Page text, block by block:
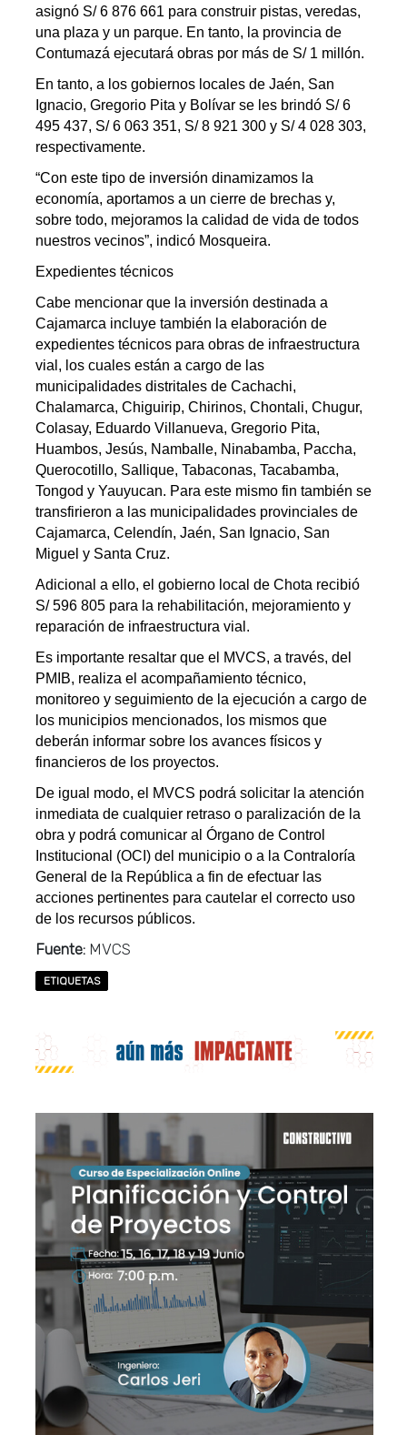
asignó S/ 6 876 661 para construir pistas, veredas,
una plaza y un parque. En tanto, la provincia de
Contumazá ejecutará obras por más de S/ 1 millón.
En tanto, a los gobiernos locales de Jaén, San
Ignacio, Gregorio Pita y Bolívar se les brindó S/ 6
495 437, S/ 6 063 351, S/ 8 921 300 y S/ 4 028 303,
respectivamente.
“Con este tipo de inversión dinamizamos la
economía, aportamos a un cierre de brechas y,
sobre todo, mejoramos la calidad de vida de todos
nuestros vecinos”, indicó Mosqueira.
Expedientes técnicos
Cabe mencionar que la inversión destinada a
Cajamarca incluye también la elaboración de
expedientes técnicos para obras de infraestructura
vial, los cuales están a cargo de las
municipalidades distritales de Cachachi,
Chalamarca, Chiguirip, Chirinos, Chontali, Chugur,
Colasay, Eduardo Villanueva, Gregorio Pita,
Huambos, Jesús, Namballe, Ninabamba, Paccha,
Querocotillo, Sallique, Tabaconas, Tacabamba,
Tongod y Yauyucan. Para este mismo fin también se
transfirieron a las municipalidades provinciales de
Cajamarca, Celendín, Jaén, San Ignacio, San
Miguel y Santa Cruz.
Adicional a ello, el gobierno local de Chota recibió
S/ 596 805 para la rehabilitación, mejoramiento y
reparación de infraestructura vial.
Es importante resaltar que el MVCS, a través, del
PMIB, realiza el acompañamiento técnico,
monitoreo y seguimiento de la ejecución a cargo de
los municipios mencionados, los mismos que
deberán informar sobre los avances físicos y
financieros de los proyectos.
De igual modo, el MVCS podrá solicitar la atención
inmediata de cualquier retraso o paralización de la
obra y podrá comunicar al Órgano de Control
Institucional (OCI) del municipio o a la Contraloría
General de la República a fin de efectuar las
acciones pertinentes para cautelar el correcto uso
de los recursos públicos.
Fuente: MVCS
ETIQUETAS